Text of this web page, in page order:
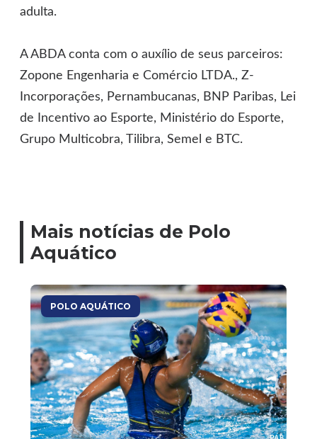
adulta.
A ABDA conta com o auxílio de seus parceiros:
Zopone Engenharia e Comércio LTDA., Z-
Incorporações, Pernambucanas, BNP Paribas, Lei
de Incentivo ao Esporte, Ministério do Esporte,
Grupo Multicobra, Tilibra, Semel e BTC.
Mais notícias de Polo
Aquático
POLO AQUÁTICO